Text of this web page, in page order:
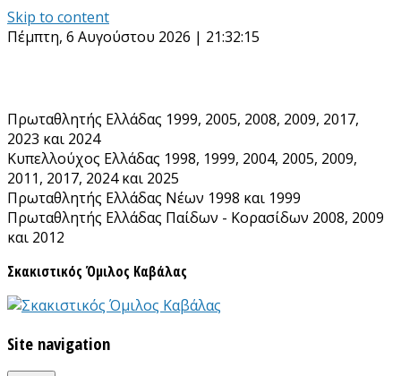
Skip to content
Πέμπτη, 6 Αυγούστου 2026 | 21:32:15
Πρωταθλητής Ελλάδας 1999, 2005, 2008, 2009, 2017,
2023 και 2024
Κυπελλούχος Ελλάδας 1998, 1999, 2004, 2005, 2009,
2011, 2017, 2024 και 2025
Πρωταθλητής Ελλάδας Νέων 1998 και 1999
Πρωταθλητής Ελλάδας Παίδων - Κορασίδων 2008, 2009
και 2012
Σκακιστικός Όμιλος Καβάλας
Site navigation